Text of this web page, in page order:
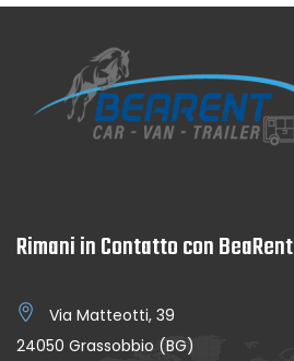
Rimani in Contatto con BeaRent
Via Matteotti, 39
24050 Grassobbio (BG)